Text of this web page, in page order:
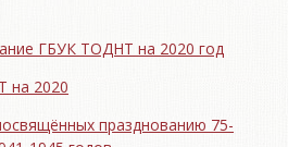
ГБУК ТОДНТ на 2020 год
2020
празднованию 75-